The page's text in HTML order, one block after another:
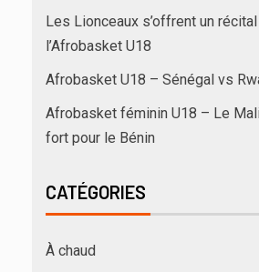
Les Lionceaux s’offrent un
l’Afrobasket U18
Afrobasket U18 – Sénégal vs
Afrobasket féminin U18 – Le
fort pour le Bénin
CATÉGORIES
À chaud